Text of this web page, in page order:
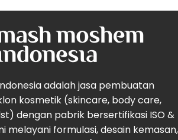
adalah jasa pembuatan
kosmetik (skincare, body care,
dengan pabrik bersertifikasi ISO &
melayani formulasi, desain kemasan,